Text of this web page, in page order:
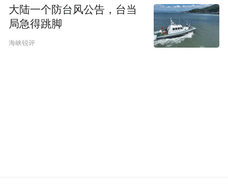
大陆一个防台风公告，台当
局急得跳脚
海峡锐评